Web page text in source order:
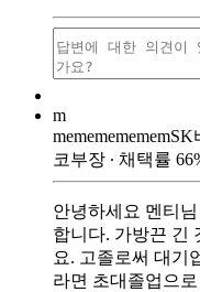
m
memememememSK
코부장 ∙ 채택률 66
안녕하세요 멘티
합니다. 가방끈 긴
요. 고졸로써 대기
라면 초대졸업으